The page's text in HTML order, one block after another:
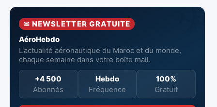
l’Aéroport
Mohammed V
✉ NEWSLETTER GRATUITE
AéroHebdo
L'actualité aéronautique du Maroc et du monde,
chaque semaine dans votre boîte mail.
+4 500
Abonnés
Hebdo
Fréquence
100%
Gratuit